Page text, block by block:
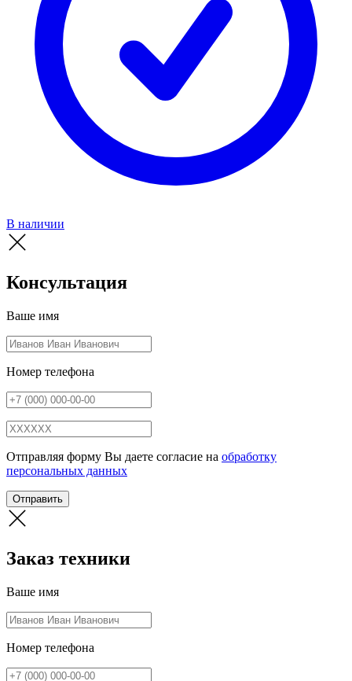
В наличии
Консультация
Ваше имя
Номер телефона
Отправляя форму Вы даете согласие на обработку
персональных данных
Отправить
Заказ техники
Ваше имя
Номер телефона